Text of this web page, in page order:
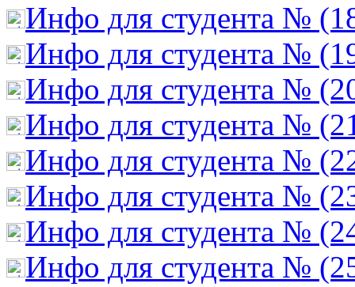
Инфо для студента №
Инфо для студента №
Инфо для студента №
Инфо для студента №
Инфо для студента №
Инфо для студента №
Инфо для студента №
Инфо для студента №